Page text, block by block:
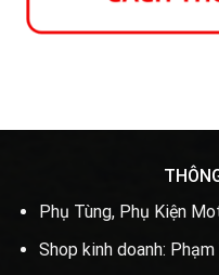
Phụ Tùng, Phụ Kiện
Shop kinh doanh: